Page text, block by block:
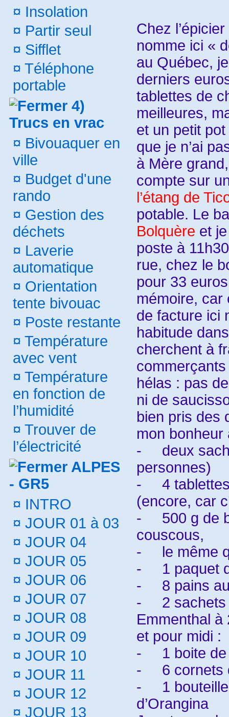
¤ Insolation
¤ Partir seul
¤ Sifflet
¤ Téléphone
portable
4)
Trucs en vrac
¤ Bivouaquer en
ville
¤ Budget d'une
rando
¤ Gestion des
déchets
¤ Laverie
automatique
¤ Orientation
tente bivouac
¤ Poste restante
¤ Température
avec vent
¤ Température
en fonction de
l’humidité
¤ Trouver de
l’électricité
ALPES
- GR5
¤ INTRO
¤ JOUR 01 à 03
¤ JOUR 04
¤ JOUR 05
¤ JOUR 06
¤ JOUR 07
¤ JOUR 08
¤ JOUR 09
¤ JOUR 10
¤ JOUR 11
¤ JOUR 12
¤ JOUR 13
Chez
nomme ici «
au Québec,
derniers
tablettes de
meilleures,
et un petit
que je n’ai
à Mère
compte sur
l’étang de
potable. Le
Bolquère et
poste à
rue, chez le
pour 33
mémoire, car
de facture ici
habitude
cherchent à
commerçants
hélas : pas
ni de
bien pris des
mon bonheur
- deux
personnes)
- 4 tablettes
(encore, car
-
500 g de
couscous,
-
le même
-
1 paquet
-
8 pains
-
2
Emmenthal à
et pour midi :
-
1 boite
-
6 cornets
-
1
d’Orangina